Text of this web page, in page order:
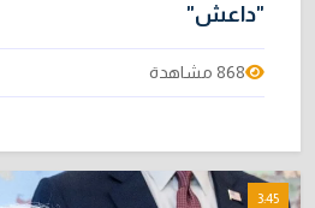
"داعش"
868 مشاهدة
3:45